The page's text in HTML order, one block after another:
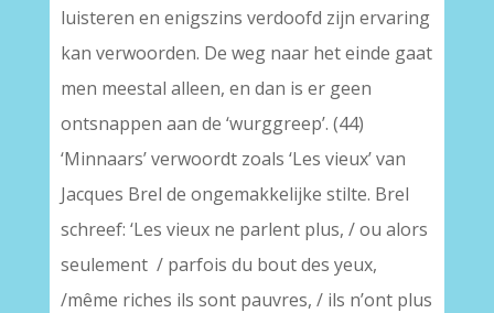
luisteren en enigszins verdoofd zijn ervaring
kan verwoorden. De weg naar het einde gaat
men meestal alleen, en dan is er geen
ontsnappen aan de ‘wurggreep’. (44)
‘Minnaars’ verwoordt zoals ‘Les vieux’ van
Jacques Brel de ongemakkelijke stilte. Brel
schreef: ‘Les vieux ne parlent plus, / ou alors
seulement / parfois du bout des yeux,
/même riches ils sont pauvres, / ils n’ont plus